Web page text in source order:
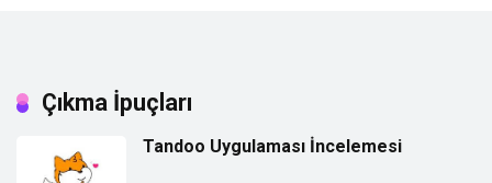
Çıkma İpuçları
Tandoo Uygulaması İncelemesi